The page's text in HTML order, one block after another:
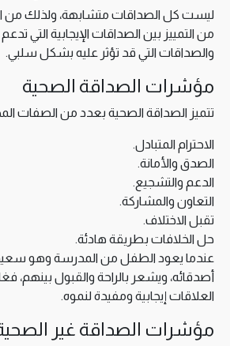
ليست كل الصداقات متشابهة، ولذلك من
من التمييز بين الصداقات الإيجابية التي
والصداقات التي قد تؤثر عليه بشكل سلبي.
مؤشرات الصداقة الصحية
تتميز الصداقة الصحية بعدد من الصفات
الاحترام المتبادل.
الصدق والأمانة.
الدعم والتشجيع.
التعاون والمشاركة.
تقبل الاختلاف.
حل الخلافات بطريقة هادئة.
عندما يعود الطفل من المدرسة وهو
أصدقائه، ويشعر بالراحة والقبول بينهم،
العلاقات إيجابية ومفيدة لنموه.
مؤشرات الصداقة غير